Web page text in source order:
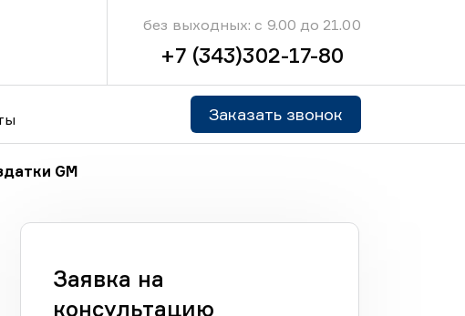
без выходных: с 9.00 до 21.00
+7 (343)302-17-80
Заказать звонок
GM
Заявка на
консультацию